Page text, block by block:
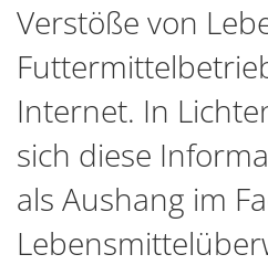
Verstöße von
Internet. In
sich diese
als Aushang im